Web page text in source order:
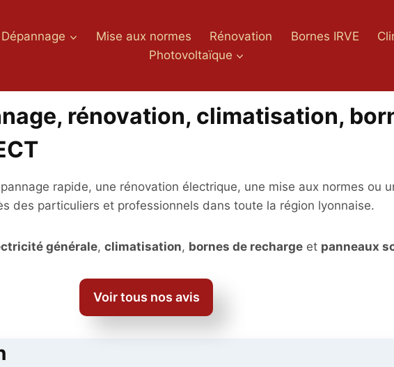
Dépannage Mise aux normes Rénovation Bornes IRVE
Photovoltaïque
rénovation, climatisation,
rapide, une rénovation électrique, une mise aux normes ou
des particuliers et professionnels dans toute la région lyonnaise.
générale, climatisation, bornes de recharge et panneaux
Voir tous nos avis